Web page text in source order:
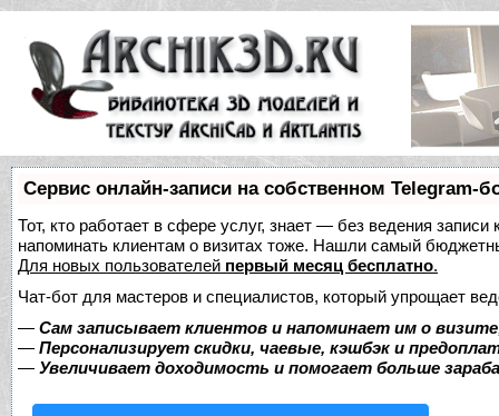
Сервис онлайн-записи на собственном Telegram-
Тот, кто работает в сфере услуг, знает — без ведения
напоминать клиентам о визитах тоже. Нашли самый
Для новых пользователей первый месяц бесплатно.
Чат-бот для мастеров и специалистов, который упрощает
— Сам записывает клиентов и напоминает им о
— Персонализирует скидки, чаевые, кэшбэк и
— Увеличивает доходимость и помогает больше